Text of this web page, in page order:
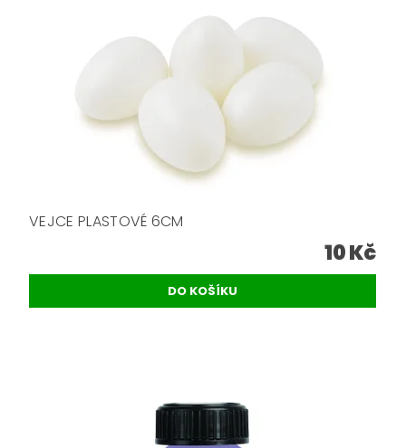
VEJCE PLASTOVÉ 6CM
10 Kč